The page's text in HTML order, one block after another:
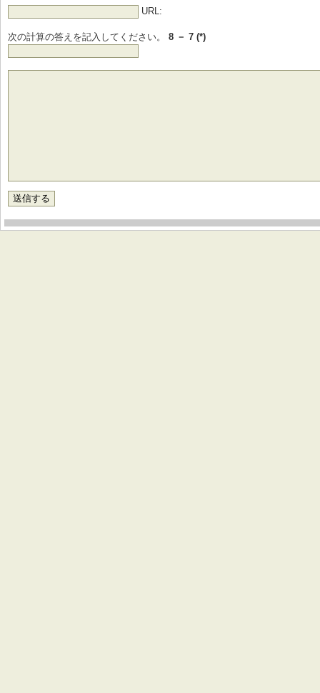
URL:
次の計算の答えを記入してください。 8 － 7 (*)